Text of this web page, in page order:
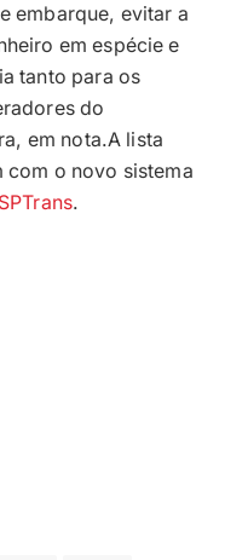
embarque, evitar a
em espécie e
tanto para os
do
em nota.A lista
com o novo sistema
.